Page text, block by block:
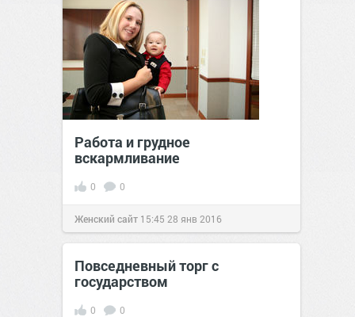
Работа и грудное
вскармливание
0 0
Женский сайт 15:45 28 янв 2016
Повседневный торг с
государством
0 0